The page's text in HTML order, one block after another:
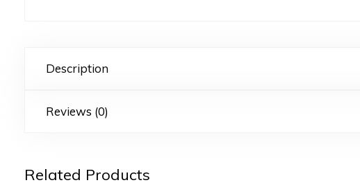
Description
Reviews (0)
Related Products